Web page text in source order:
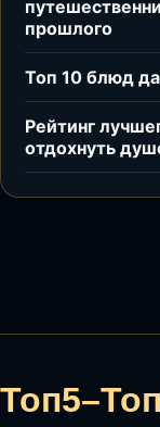
прошлого
Топ 10 блюд
Рейтинг
отдохнуть